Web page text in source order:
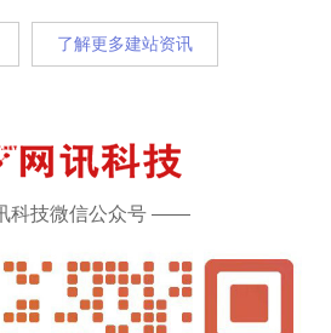
了解更多建站资讯
技微信公众号 ——